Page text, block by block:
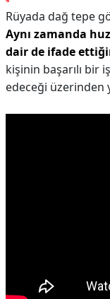
Rüyada dağ tepe
Aynı zamanda
dair de ifade
kişinin başarılı bir
edeceği üzerinden